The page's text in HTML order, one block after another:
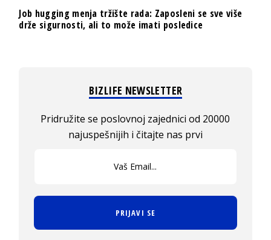
Job hugging menja tržište rada: Zaposleni se sve više
drže sigurnosti, ali to može imati posledice
BIZLIFE NEWSLETTER
Pridružite se poslovnoj zajednici od 20000
najuspešnijih i čitajte nas prvi
PRIJAVI SE